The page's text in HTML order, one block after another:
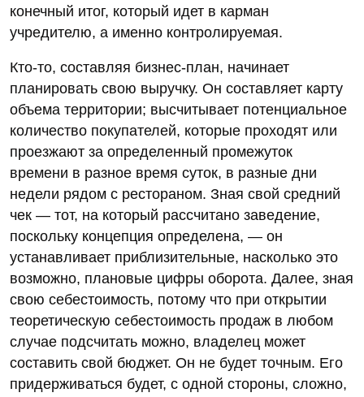
конечный итог, который идет в карман
учредителю, а именно контролируемая.
Кто-то, составляя бизнес-план, начинает
планировать свою выручку. Он составляет карту
объема территории; высчитывает потенциальное
количество покупателей, которые проходят или
проезжают за определенный промежуток
времени в разное время суток, в разные дни
недели рядом с рестораном. Зная свой средний
чек — тот, на который рассчитано заведение,
поскольку концепция определена, — он
устанавливает приблизительные, насколько это
возможно, плановые цифры оборота. Далее, зная
свою себестоимость, потому что при открытии
теоретическую себестоимость продаж в любом
случае подсчитать можно, владелец может
составить свой бюджет. Он не будет точным. Его
придерживаться будет, с одной стороны, сложно,